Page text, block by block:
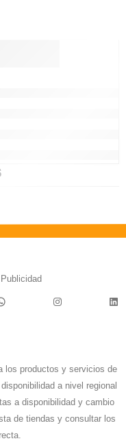
Instagram
los productos y servicios de
a nivel regional
a disponibilidad y cambio
de tiendas y consultar los